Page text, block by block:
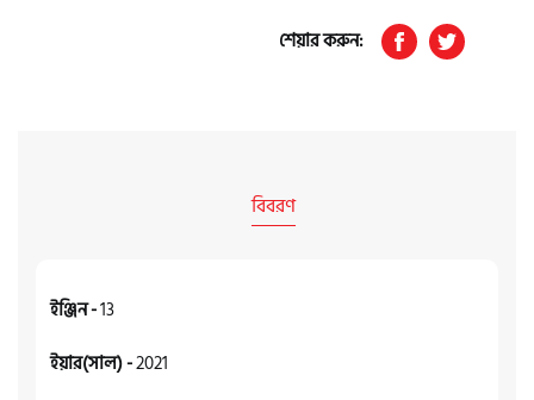
শেয়ার করুন:
বিবরণ
ইঞ্জিন -13
ইয়ার(সাল) -2021